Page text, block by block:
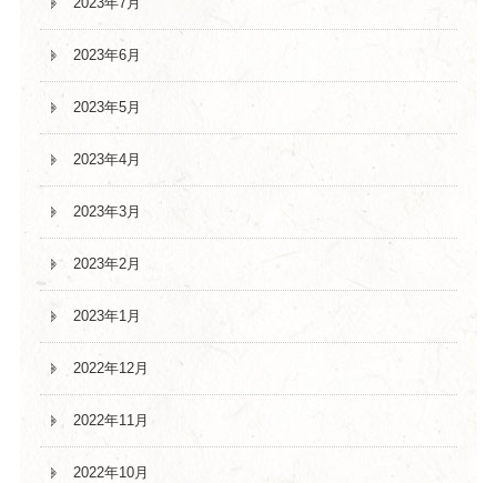
2023年6月
2023年5月
2023年4月
2023年3月
2023年2月
2023年1月
2022年12月
2022年11月
2022年10月